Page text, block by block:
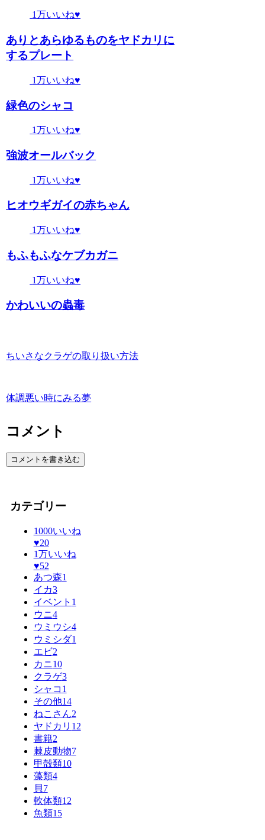
1万いいね♥
ありとあらゆるものをヤドカリに
するプレート
1万いいね♥
緑色のシャコ
1万いいね♥
強波オールバック
1万いいね♥
ヒオウギガイの赤ちゃん
1万いいね♥
もふもふなケブカガニ
1万いいね♥
かわいいの蟲毒
ちいさなクラゲの取り扱い方法
体調悪い時にみる夢
コメント
コメントを書き込む
カテゴリー
1000いいね
♥20
1万いいね
♥52
あつ森1
イカ3
イベント 1
ウニ4
ウミウシ4
ウミシダ1
エビ2
カニ10
クラゲ3
シャコ 1
その他14
ねこさん2
ヤドカリ 12
書籍2
棘皮動物7
甲殻類10
藻類4
貝7
軟体類12
魚類15